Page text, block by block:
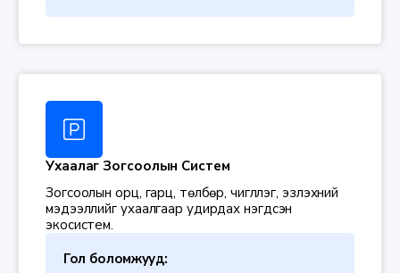
Ухаалаг Зогсоолын Систем
Зогсоолын орц, гарц, төлбөр, чиглүүлэг, эзлэхүүний
мэдээллийг ухаалгаар удирдах нэгдсэн
экосистем.
Гол боломжууд: